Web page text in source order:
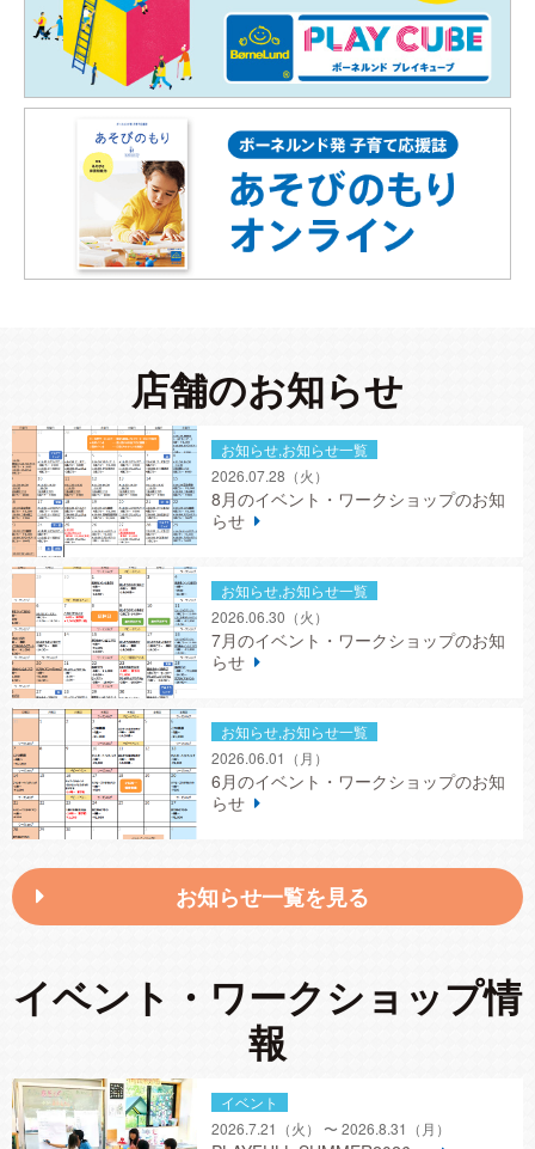
店舗のお知らせ
お知らせ,お知らせ一覧
2026.07.28 （火）
8月のイベント・ワークショップのお知
らせ
お知らせ,お知らせ一覧
2026.06.30 （火）
7月のイベント・ワークショップのお知
らせ
お知らせ,お知らせ一覧
2026.06.01 （月）
6月のイベント・ワークショップのお知
らせ
お知らせ一覧を見る
イベント・ワークショップ情
報
イベント
2026.7.21 （火） 〜 2026.8.31 （月）